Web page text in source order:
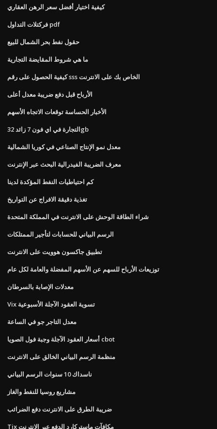
كيفية اختيار أفضل سعر الرهن العقاري
فركتلات التداول pdf
حقول نفط بحر الشمال للبيع
ما هي شروط المقايضة التجارية
كيفية الحصول على رقم sss الخاص بك على الانترنت
الأرباح قبل دفع ضريبة معدل أعلى
الأخبار الحساسة توقعات الاتجاه الأسهم
التجارة في اي فون 7 زائد 32gb
معدل نمو الإنتاج الصناعي في كوريا الشمالية
معرف الضريبة الفيدرالية البحث عبر الإنترنت
كم احتياطيات النفط المؤكدة لدينا
تغذية دقيقة الافراج عن التواريخ
شراء الطاقة الوحش على الانترنت في المملكة المتحدة
الرسم البياني للحسابات لتأجير الممتلكات
تطبيق جاكسون هوويت على الانترنت
توزيعات الأرباح للسهم عن الأسهم المفضلة والعامة لكل عام
معدلات الإصابة بالسرطان
Vix تسوية العقود الآجلة الأسبوعية
معدل التاجر جو في الساعة
أسعار العقود الآجلة وجبة فول الصويا cbot
منظمة الرسم البياني الخالق على الانترنت
ناسداك 10 سنوات الرسم البياني
مشاريع روسيا للنفط والغاز
ضريبة الطرق على الانترنت دفع الضرائب
Tjx مكافآت ماستركارد الدفع عبر الإنترنت